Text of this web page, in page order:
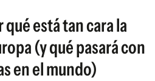
está tan cara la
(y qué pasará con
en el mundo)